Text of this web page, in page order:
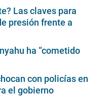
Las claves para
presión frente a
ha “cometido
con policías en
el gobierno